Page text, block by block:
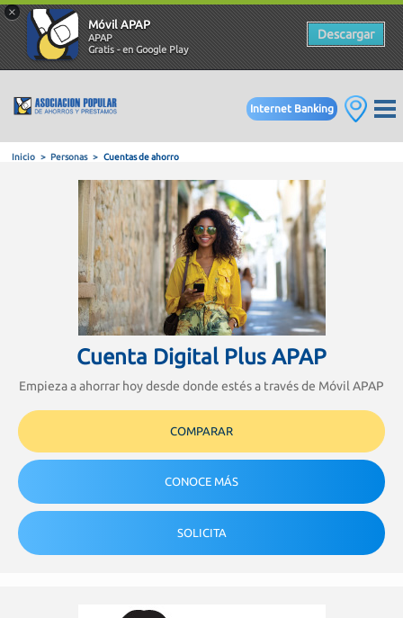
×
Móvil APAP
APAP
Gratis - en Google Play
Descargar
Internet Banking
Personas Cuentas de ahorro
Cuenta Digital Plus APAP
Empieza a ahorrar hoy desde donde estés a través de Móvil APAP
COMPARAR
CONOCE MÁS
SOLICITA